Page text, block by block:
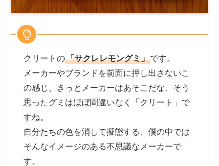
クリートの「サクレレモングミ」です。
メーカーやブランドを前面に押し出さないこ
の感じ、きっとメーカーはあそこだな、そう
思ったグミはほぼ間違いなく「クリート」で
すね。
自分たちの色を消して擬態する、僕の中では
そんなイメージのある不思議なメーカーで
す。